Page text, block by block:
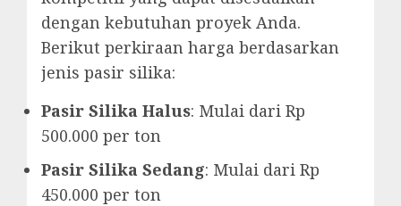
dengan kebutuhan proyek Anda.
Berikut perkiraan harga berdasarkan
jenis pasir silika:
Pasir Silika Halus: Mulai dari Rp
500.000 per ton
Pasir Silika Sedang: Mulai dari Rp
450.000 per ton